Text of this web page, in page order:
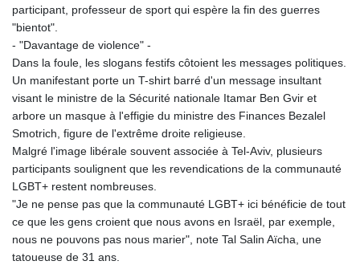
participant, professeur de sport qui espère la fin des guerres
"bientot".
- "Davantage de violence" -
Dans la foule, les slogans festifs côtoient les messages politiques.
Un manifestant porte un T-shirt barré d'un message insultant
visant le ministre de la Sécurité nationale Itamar Ben Gvir et
arbore un masque à l'effigie du ministre des Finances Bezalel
Smotrich, figure de l'extrême droite religieuse.
Malgré l'image libérale souvent associée à Tel-Aviv, plusieurs
participants soulignent que les revendications de la communauté
LGBT+ restent nombreuses.
"Je ne pense pas que la communauté LGBT+ ici bénéficie de tout
ce que les gens croient que nous avons en Israël, par exemple,
nous ne pouvons pas nous marier", note Tal Salin Aïcha, une
tatoueuse de 31 ans.